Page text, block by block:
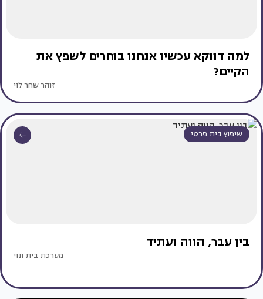
למה דווקא עכשיו אנחנו בוחרים לשפץ את
הקיים?
זוהר שחר לוי
שיפוץ בית פרטי
בין עבר, הווה ועתיד
מערכת בית ונוי